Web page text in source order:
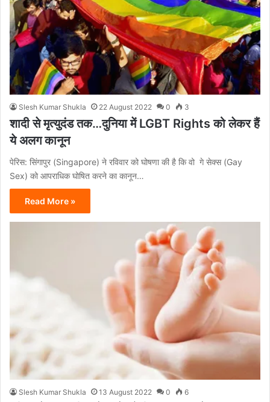
Slesh Kumar Shukla 22 August 2022 0 3
शादी से मृत्युदंड तक…दुनिया में LGBT Rights को लेकर हैं
ये अलग कानून
पेरिस: सिंगापुर (Singapore) ने रविवार को घोषणा की है कि वो गे सेक्स (Gay
Sex) को आपराधिक घोषित करने का कानून…
Read More »
Slesh Kumar Shukla 13 August 2022 0 6